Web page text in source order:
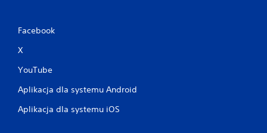
Facebook
X
YouTube
Aplikacja dla systemu Android
Aplikacja dla systemu iOS